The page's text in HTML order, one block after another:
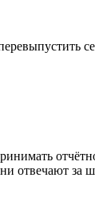
отвечают за